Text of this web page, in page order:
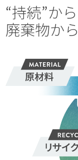
“持続”から
廃棄物から